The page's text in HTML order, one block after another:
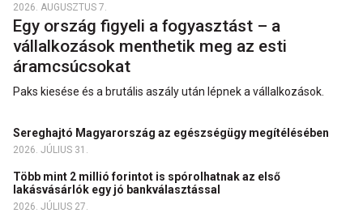
2026. AUGUSZTUS 7.
Egy ország figyeli a fogyasztást – a
vállalkozások menthetik meg az esti
áramcsúcsokat
Paks kiesése és a brutális aszály után lépnek a vállalkozások.
Sereghajtó Magyarország az egészségügy megítélésében
2026. JÚLIUS 31.
Több mint 2 millió forintot is spórolhatnak az első
lakásvásárlók egy jó bankválasztással
2026. JÚLIUS 27.